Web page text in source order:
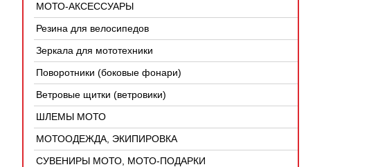
МОТО-АКСЕССУАРЫ
Резина для велосипедов
Зеркала для мототехники
Поворотники (боковые фонари)
Ветровые щитки (ветровики)
ШЛЕМЫ МОТО
МОТООДЕЖДА, ЭКИПИРОВКА
СУВЕНИРЫ МОТО, МОТО-ПОДАРКИ